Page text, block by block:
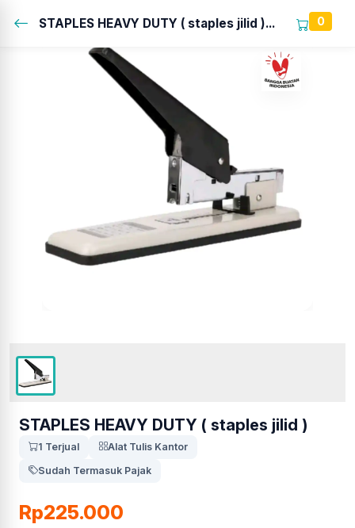
STAPLES HEAVY DUTY ( staples jilid )... 0
STAPLES HEAVY DUTY ( staples jilid )
1 Terjual
Alat Tulis Kantor
Sudah Termasuk Pajak
Rp225.000